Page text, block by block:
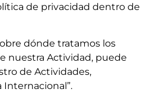
de privacidad dentro de
dónde tratamos los
nuestra Actividad, puede
de Actividades,
Internacional”.